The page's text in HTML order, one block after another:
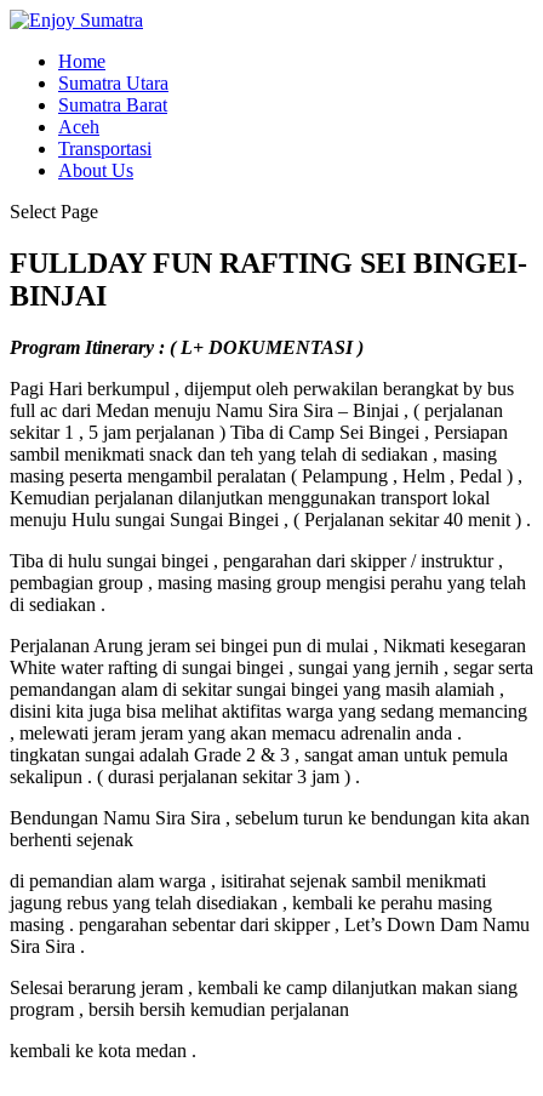
Home
Sumatra Utara
Sumatra Barat
Aceh
Transportasi
About Us
Select Page
FULLDAY FUN RAFTING SEI BINGEI-
BINJAI
Program Itinerary : ( L+ DOKUMENTASI )
Pagi Hari berkumpul , dijemput oleh perwakilan berangkat by bus
full ac dari Medan menuju Namu Sira Sira – Binjai , ( perjalanan
sekitar 1 , 5 jam perjalanan ) Tiba di Camp Sei Bingei , Persiapan
sambil menikmati snack dan teh yang telah di sediakan , masing
masing peserta mengambil peralatan ( Pelampung , Helm , Pedal ) ,
Kemudian perjalanan dilanjutkan menggunakan transport lokal
menuju Hulu sungai Sungai Bingei , ( Perjalanan sekitar 40 menit ) .
Tiba di hulu sungai bingei , pengarahan dari skipper / instruktur ,
pembagian group , masing masing group mengisi perahu yang telah
di sediakan .
Perjalanan Arung jeram sei bingei pun di mulai , Nikmati kesegaran
White water rafting di sungai bingei , sungai yang jernih , segar serta
pemandangan alam di sekitar sungai bingei yang masih alamiah ,
disini kita juga bisa melihat aktifitas warga yang sedang memancing
, melewati jeram jeram yang akan memacu adrenalin anda .
tingkatan sungai adalah Grade 2 & 3 , sangat aman untuk pemula
sekalipun . ( durasi perjalanan sekitar 3 jam ) .
Bendungan Namu Sira Sira , sebelum turun ke bendungan kita akan
berhenti sejenak
di pemandian alam warga , isitirahat sejenak sambil menikmati
jagung rebus yang telah disediakan , kembali ke perahu masing
masing . pengarahan sebentar dari skipper , Let’s Down Dam Namu
Sira Sira .
Selesai berarung jeram , kembali ke camp dilanjutkan makan siang
program , bersih bersih kemudian perjalanan
kembali ke kota medan .